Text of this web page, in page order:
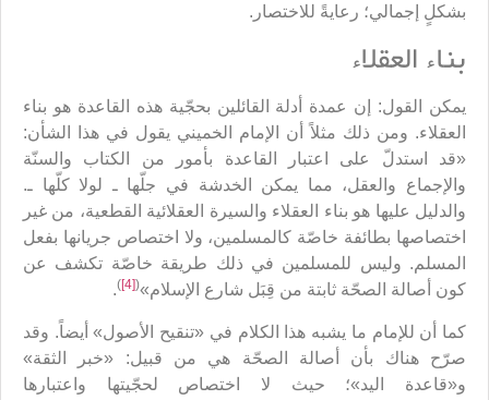
بشكلٍ إجمالي؛ رعايةً للاختصار.
بناء العقلاء
يمكن القول: إن عمدة أدلة القائلين بحجّية هذه القاعدة هو بناء
العقلاء. ومن ذلك مثلاً أن الإمام الخميني يقول في هذا الشأن:
«قد استدلّ على اعتبار القاعدة بأمور من الكتاب والسنّة
والإجماع والعقل، مما يمكن الخدشة في جلّها ـ لولا كلّها ـ.
والدليل عليها هو بناء العقلاء والسيرة العقلائية القطعية، من غير
اختصاصها بطائفة خاصّة كالمسلمين، ولا اختصاص جريانها بفعل
المسلم. وليس للمسلمين في ذلك طريقة خاصّة تكشف عن
كون أصالة الصحّة ثابتة من قِبَل شارع الإسلام»(
[4]
)
.
كما أن للإمام ما يشبه هذا الكلام في «تنقيح الأصول» أيضاً. وقد
صرّح هناك بأن أصالة الصحّة هي من قبيل: «خبر الثقة»
و«قاعدة اليد»؛ حيث لا اختصاص لحجّيتها واعتبارها